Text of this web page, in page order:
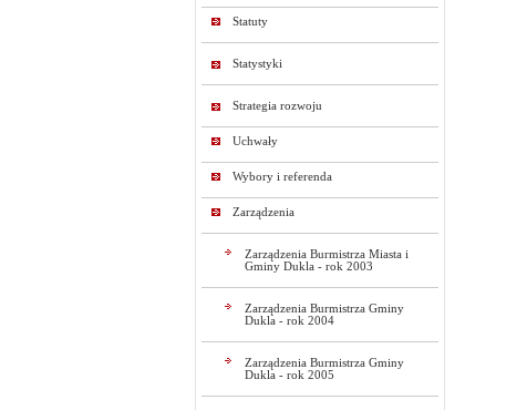
Statuty
Statystyki
Strategia rozwoju
Uchwały
Wybory i referenda
Zarządzenia
Zarządzenia Burmistrza Miasta i
Gminy Dukla - rok 2003
Zarządzenia Burmistrza Gminy
Dukla - rok 2004
Zarządzenia Burmistrza Gminy
Dukla - rok 2005